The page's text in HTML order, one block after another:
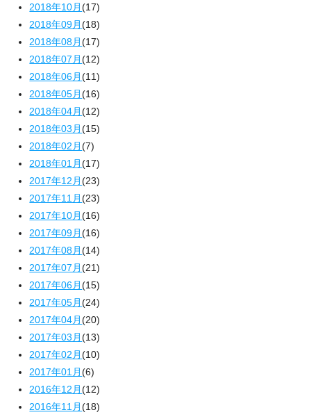
2018年10月(17)
2018年09月(18)
2018年08月(17)
2018年07月(12)
2018年06月(11)
2018年05月(16)
2018年04月(12)
2018年03月(15)
2018年02月(7)
2018年01月(17)
2017年12月(23)
2017年11月(23)
2017年10月(16)
2017年09月(16)
2017年08月(14)
2017年07月(21)
2017年06月(15)
2017年05月(24)
2017年04月(20)
2017年03月(13)
2017年02月(10)
2017年01月(6)
2016年12月(12)
2016年11月(18)